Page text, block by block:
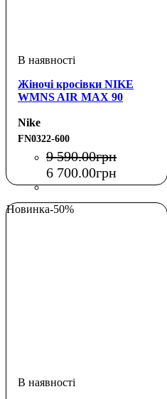
Жіночі кросівки NIKE
WMNS AIR MAX 90
Nike
FN0322-600
9 590.00грн
6 700.00грн
Новинка-50%